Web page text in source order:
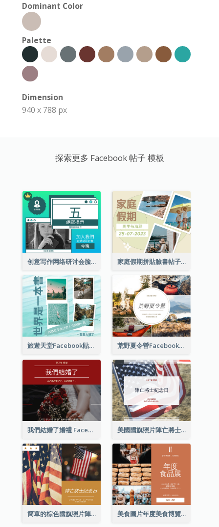
Dominant Color
Palette
Dimension
940 x 788 px
探索更多 Facebook 帖子 模板
创意写作网络研讨会脸书帖子 家庭假期拼貼臉書帖子
旅遊天堂Facebook貼子 荒野夏令營Facebook帖子
我們結婚了婚禮 Facebook 帖子 美國國旗照片陣亡將士紀念日慶祝活動Facebook帖子
簡單的棕色國旗照片陣亡將士紀念日Facebook帖子 美食圖片年度美食博覽會邀請函Facebook帖子